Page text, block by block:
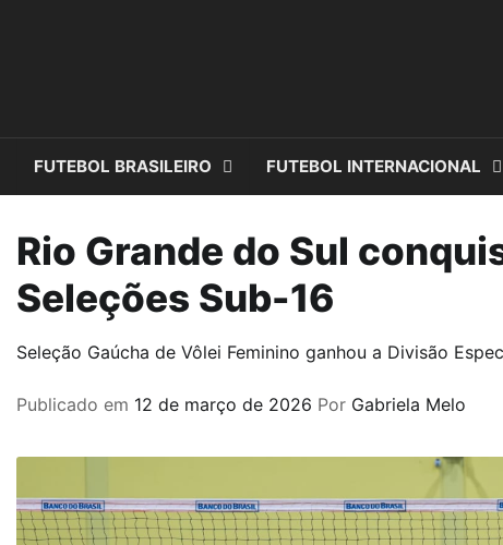
FUTEBOL BRASILEIRO FUTEBOL INTERNACIONAL
Rio Grande do Sul
Seleções Sub-16
Seleção Gaúcha de Vôlei Feminino ganhou a Divisão
Publicado em 12 de março de 2026 Por Gabriela Melo